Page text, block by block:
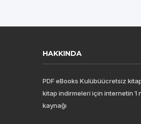
HAKKINDA
PDF eBooks Kulübüücretsiz
kitap indirmeleri için internetin 1
kaynağı